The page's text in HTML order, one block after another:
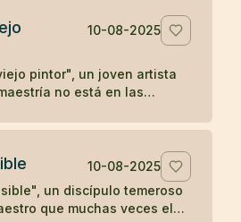
10-08-2025
pintor", un joven artista
no está en las
una lección zen
10-08-2025
un discípulo temeroso
que muchas veces el